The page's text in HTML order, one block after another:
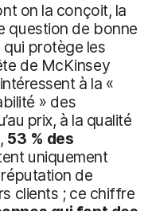
on la conçoit, la
question de bonne
protège les
de McKinsey
à la «
» des
prix, à la qualité
53 % des
uniquement
de
clients ; ce chiffre